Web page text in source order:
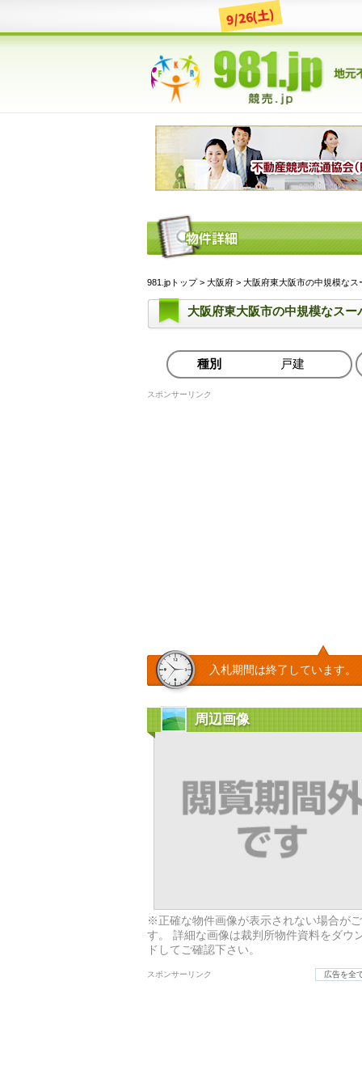
9/26(土)
981.jpトップ> 大阪府 > 大阪府東大阪市の中規模な
大阪府東大阪市の中規模なス
種別 戸建
スポンサーリンク
入札期間は終了しています。
周辺画像
※正確な物件画像が表示されない場合が
す。 詳細な画像は裁判所物件資料をダウ
ドしてご確認下さい。
スポンサーリンク 広告を全